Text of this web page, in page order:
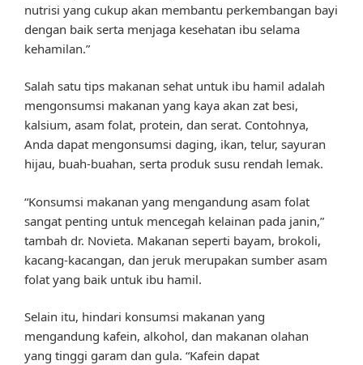
nutrisi yang cukup akan membantu perkembangan bayi
dengan baik serta menjaga kesehatan ibu selama
kehamilan.”
Salah satu tips makanan sehat untuk ibu hamil adalah
mengonsumsi makanan yang kaya akan zat besi,
kalsium, asam folat, protein, dan serat. Contohnya,
Anda dapat mengonsumsi daging, ikan, telur, sayuran
hijau, buah-buahan, serta produk susu rendah lemak.
“Konsumsi makanan yang mengandung asam folat
sangat penting untuk mencegah kelainan pada janin,”
tambah dr. Novieta. Makanan seperti bayam, brokoli,
kacang-kacangan, dan jeruk merupakan sumber asam
folat yang baik untuk ibu hamil.
Selain itu, hindari konsumsi makanan yang
mengandung kafein, alkohol, dan makanan olahan
yang tinggi garam dan gula. “Kafein dapat